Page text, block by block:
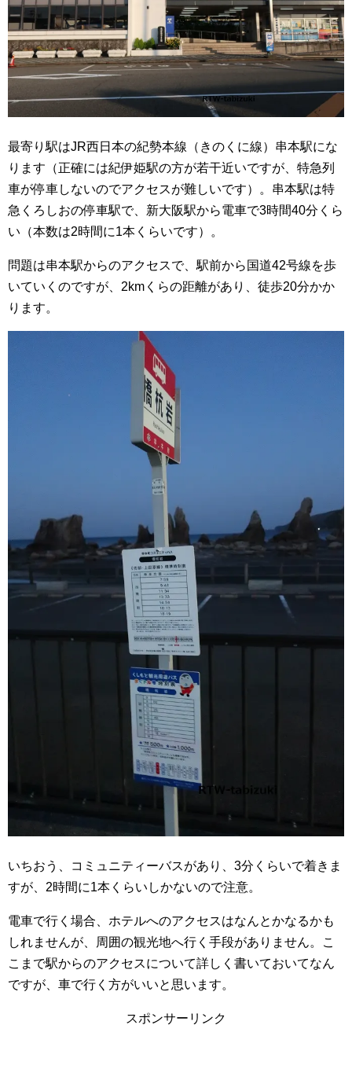
最寄り駅はJR西日本の紀勢本線（きのくに線）串本駅にな
ります（正確には紀伊姫駅の方が若干近いですが、特急列
車が停車しないのでアクセスが難しいです）。串本駅は特
急くろしおの停車駅で、新大阪駅から電車で3時間40分くら
い（本数は2時間に1本くらいです）。
問題は串本駅からのアクセスで、駅前から国道42号線を歩
いていくのですが、2kmくらの距離があり、徒歩20分かか
ります。
いちおう、コミュニティーバスがあり、3分くらいで着きま
すが、2時間に1本くらいしかないので注意。
電車で行く場合、ホテルへのアクセスはなんとかなるかも
しれませんが、周囲の観光地へ行く手段がありません。こ
こまで駅からのアクセスについて詳しく書いておいてなん
ですが、車で行く方がいいと思います。
スポンサーリンク